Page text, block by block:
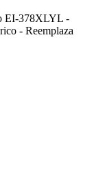
EI-378XLYL -
- Reemplaza